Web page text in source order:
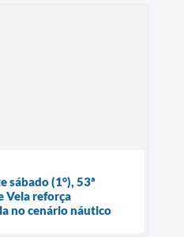
sábado (1°), 53ª
Vela reforça
no cenário náutico